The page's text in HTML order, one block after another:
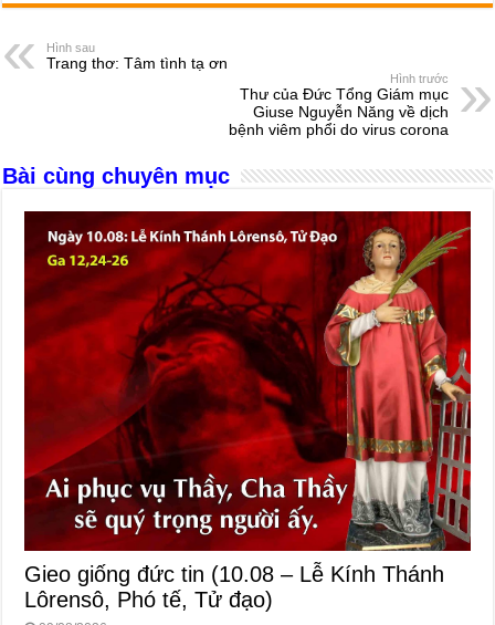
c
e
b
k
ss
e
n
at
s
A
e
d
s
er ail ar
Hình sau
Trang thơ: Tâm tình tạ ơn
Hình trước
Thư của Đức Tổng Giám mục
Giuse Nguyễn Năng về dịch
bệnh viêm phổi do virus corona
Bài cùng chuyên mục
Gieo giống đức tin (10.08 – Lễ Kính Thánh
Lôrensô, Phó tế, Tử đạo)